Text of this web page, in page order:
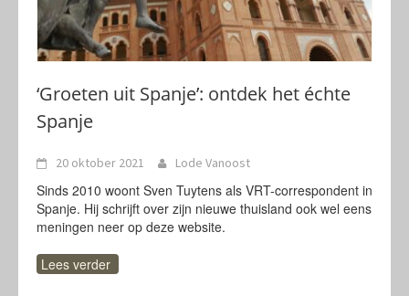
‘Groeten uit Spanje’: ontdek het échte
Spanje
20 oktober 2021 Lode Vanoost
Sinds 2010 woont Sven Tuytens als VRT-correspondent in
Spanje. Hij schrijft over zijn nieuwe thuisland ook wel eens
meningen neer op deze website.
Lees verder